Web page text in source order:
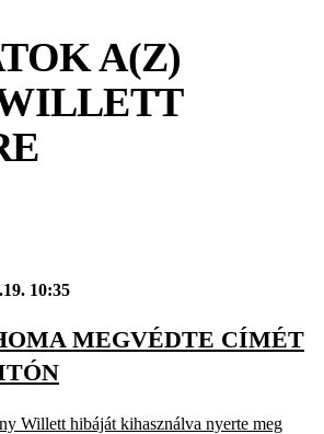
A(Z)
10:35
MEGVÉDTE CÍMÉT
Willett hibáját kihasználva nyerte meg